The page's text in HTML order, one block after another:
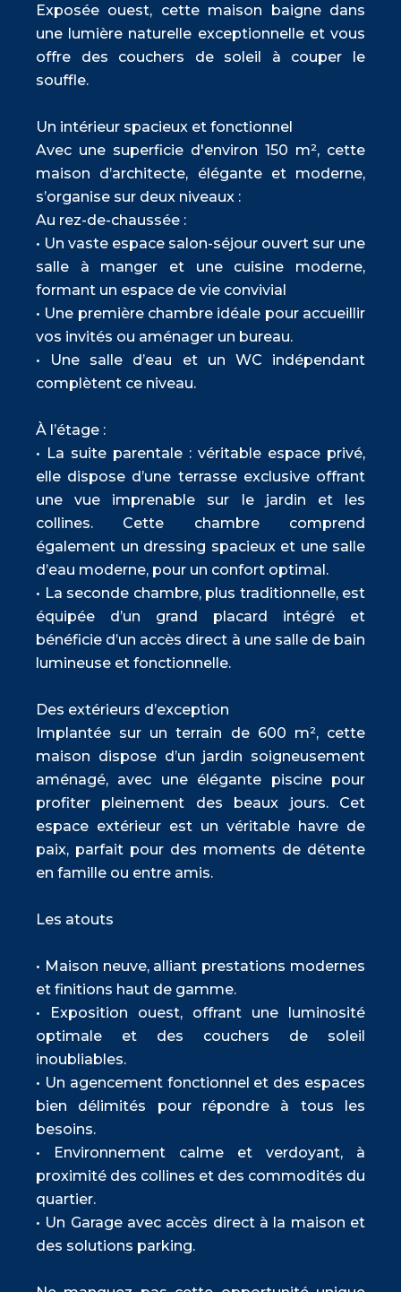
Exposée ouest, cette maison baigne dans
une lumière naturelle exceptionnelle et vous
offre des couchers de soleil à couper le
souffle.
Un intérieur spacieux et fonctionnel
Avec une superficie d'environ 150 m², cette
maison d’architecte, élégante et moderne,
s’organise sur deux niveaux :
Au rez-de-chaussée :
• Un vaste espace salon-séjour ouvert sur une
salle à manger et une cuisine moderne,
formant un espace de vie convivial
• Une première chambre idéale pour accueillir
vos invités ou aménager un bureau.
• Une salle d’eau et un WC indépendant
complètent ce niveau.
À l’étage :
• La suite parentale : véritable espace privé,
elle dispose d’une terrasse exclusive offrant
une vue imprenable sur le jardin et les
collines. Cette chambre comprend
également un dressing spacieux et une salle
d’eau moderne, pour un confort optimal.
• La seconde chambre, plus traditionnelle, est
équipée d’un grand placard intégré et
bénéficie d’un accès direct à une salle de bain
lumineuse et fonctionnelle.
Des extérieurs d’exception
Implantée sur un terrain de 600 m², cette
maison dispose d’un jardin soigneusement
aménagé, avec une élégante piscine pour
profiter pleinement des beaux jours. Cet
espace extérieur est un véritable havre de
paix, parfait pour des moments de détente
en famille ou entre amis.
Les atouts
• Maison neuve, alliant prestations modernes
et finitions haut de gamme.
• Exposition ouest, offrant une luminosité
optimale et des couchers de soleil
inoubliables.
• Un agencement fonctionnel et des espaces
bien délimités pour répondre à tous les
besoins.
• Environnement calme et verdoyant, à
proximité des collines et des commodités du
quartier.
• Un Garage avec accès direct à la maison et
des solutions parking.